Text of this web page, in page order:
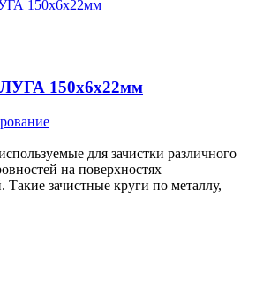
ЛУГА 150х6х22мм
для зачистки различного
на поверхностях
Такие зачистные круги по металлу,